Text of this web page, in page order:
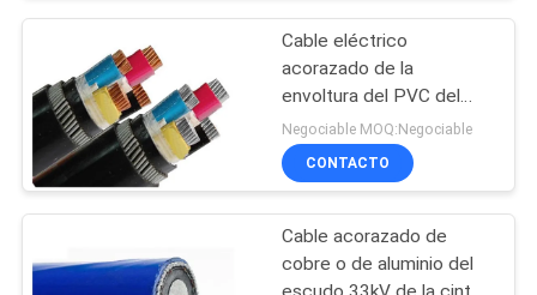
SHOW
SOBRE
NOSOTROS
VISITA
cable eléctrico
acorazado
203
Cable eléctrico
acorazado de la
envoltura del PVC del
aislamiento de XLPE/del
PVC/subterráneo cable
de la baja tensión
Negociable MOQ:Negociable
CONTACTO
Cable acorazado de
cobre o de aluminio del